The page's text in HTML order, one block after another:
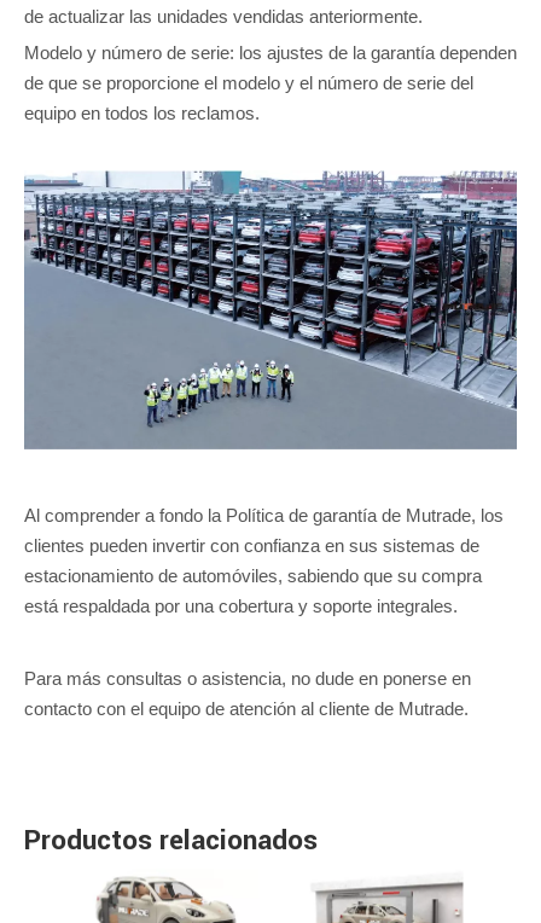
de actualizar las unidades vendidas anteriormente.
Modelo y número de serie: los ajustes de la garantía dependen
de que se proporcione el modelo y el número de serie del
equipo en todos los reclamos.
Al comprender a fondo la Política de garantía de Mutrade, los
clientes pueden invertir con confianza en sus sistemas de
estacionamiento de automóviles, sabiendo que su compra
está respaldada por una cobertura y soporte integrales.
Para más consultas o asistencia, no dude en ponerse en
contacto con el equipo de atención al cliente de Mutrade.
Productos relacionados